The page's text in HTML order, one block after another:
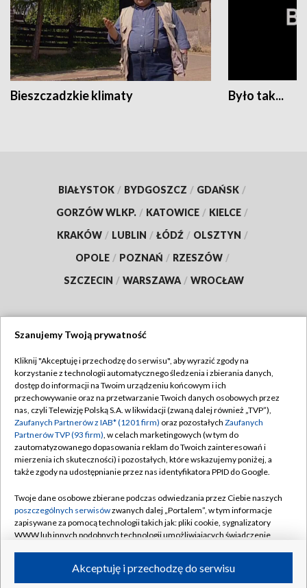
Bieszczadzkie klimaty Było tak...
BIAŁYSTOK / BYDGOSZCZ / GDAŃSK /
GORZÓW WLKP. / KATOWICE / KIELCE /
KRAKÓW / LUBLIN / ŁÓDŹ / OLSZTYN /
OPOLE / POZNAŃ / RZESZÓW /
SZCZECIN / WARSZAWA / WROCŁAW
TVP
Abonament TVP
Emisja w TVP
Centrum informacji TVP
Naziemna Telewizja Cyfrowa
Rada Programowa
System NOS
Informacje o nadawcy
Program dla prasy
Regulamin TVP
Polityka prywatności
Moje zgody
Pomoc
Kontakt
Kanały
Szanujemy Twoją prywatność
Kliknij "Akceptuję i przechodzę do serwisu", aby wyrazić zgody na
korzystanie z technologii automatycznego śledzenia i zbierania danych,
dostęp do informacji na Twoim urządzeniu końcowym i ich
przechowywanie oraz na przetwarzanie Twoich danych osobowych przez
nas, czyli Telewizję Polską S.A. w likwidacji (zwaną dalej również „TVP”),
Zaufanych Partnerów z IAB* (1201 firm) oraz pozostałych Zaufanych
Partnerów TVP (93 firm), w celach marketingowych (w tym do
zautomatyzowanego dopasowania reklam do Twoich zainteresowań i
mierzenia ich skuteczności) i pozostałych, które wskazujemy poniżej, a
także zgody na udostępnianie przez nas identyfikatora PPID do Google.
Twoje dane osobowe zbierane podczas odwiedzania przez Ciebie naszych
poszczególnych serwisówzwanych dalej „Portalem”, w tym informacje
zapisywane za pomocą technologii takich jak: pliki cookie, sygnalizatory
WWW lub innych podobnych technologii umożliwiających świadczenie
ruchu w Internecie.Akceptuję i przechodzę do serwisu